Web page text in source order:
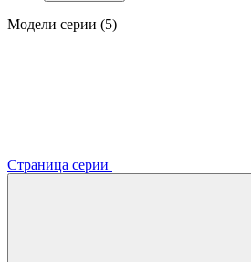
Модели серии (5)
Страница серии